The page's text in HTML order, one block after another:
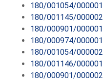
180/001054/000001
180/001145/000002
180/000901/000001
180/000974/000001
180/001054/000002
180/001146/000001
180/000901/000002